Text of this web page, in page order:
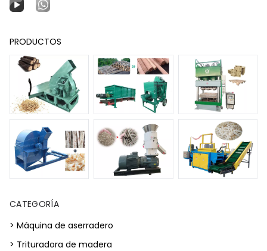
PRODUCTOS
CATEGORÍA
> Máquina de aserradero
> Trituradora de madera